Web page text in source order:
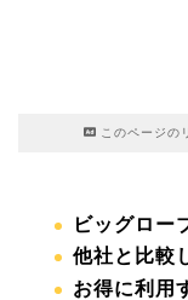
このページの
ビッグロー
他社と比較
お得に利用